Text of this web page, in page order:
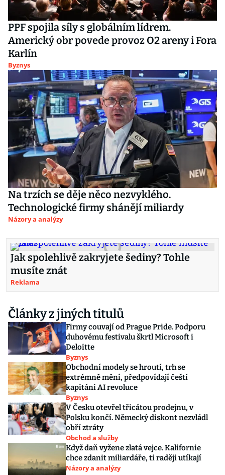
PPF spojila síly s globálním lídrem.
Americký obr povede provoz O2 areny i Fora
Karlín
Byznys
Na trzích se děje něco nezvyklého.
Technologické firmy shánějí miliardy
Názory a analýzy
Jak spolehlivě zakryjete šediny? Tohle
musíte znát
Reklama
Články z jiných titulů
Firmy couvají od Prague Pride. Podporu
duhovému festivalu škrtl Microsoft i
Deloitte
Byznys
Obchodní modely se hroutí, trh se
extrémně mění, předpovídají čeští
kapitáni AI revoluce
Byznys
V Česku otevřel třicátou prodejnu, v
Polsku končí. Německý diskont nezvládl
obří ztráty
Obchod a služby
Když daň vyžene zlatá vejce. Kalifornie
chce zdanit miliardáře, ti raději utíkají
Názory a analýzy